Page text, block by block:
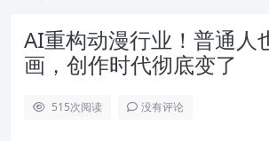
AI重构动漫行业！普通人
画，创作时代彻底变了
515次阅读 没有评论